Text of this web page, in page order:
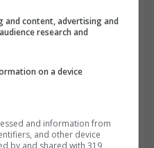
grado di calcolare le
autisti dei camion,
and content, advertising and
research and
on a device
and information from
and other device
by and shared with 319